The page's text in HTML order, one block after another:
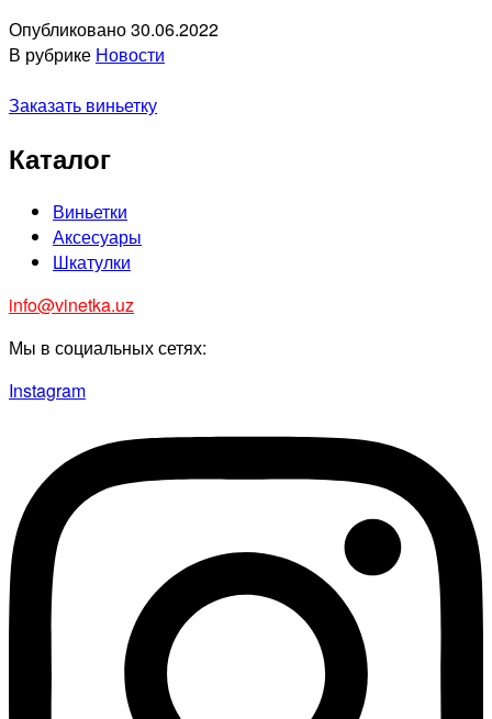
Опубликовано30.06.2022
В рубрике Новости
Заказать виньетку
Каталог
Виньетки
Аксесуары
Шкатулки
info@vinetka.uz
Мы в социальных сетях:
Instagram